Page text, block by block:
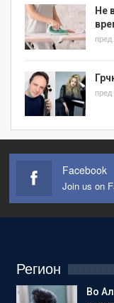
Не
пред
пред
Facebook
Join us on
Регион
Во